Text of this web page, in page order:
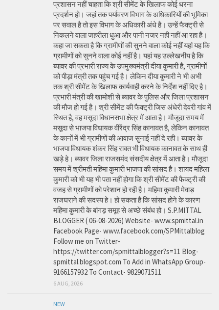
प्रशासन नहीं चाहता कि श्री सीमेंट के खिलाफ कोई धरना
प्रदर्शन हो। जहां तक पर्यावरण विभाग के अधिकारियों की भूमिका
पर सवाल है तो इस विभाग के अधिकारी अंधे है। उन्हें फैक्ट्री से
निकलने वाला जहरीला धुआ और पानी नजर नही नहीं आ रहा है।
कहा जा सकता है कि ग्रामीणों की सुनने वाला कोई नहीं यहां यह कि
ग्रामीणों को सुनने वाला कोई नहीं है। यहां यह उल्लेखनीय है कि
ब्यावर की प्रभारी राज्य के उपमुख्यमंत्री दीया कुमारी है, ग्रामीणों
को पीड़ा मंत्री तक पहुंच गई है। लेकिन दीया कुमारी ने भी अभी
तक श्री सीमेंट के खिलाफ कार्यवाही करने के निर्देश नहीं दिए है।
प्रभारी मंत्री की खामोशी से ब्यावर के पुलिस और जिला प्रशासन
की मौज हो गई है। श्री सीमेंट की फैक्ट्री जिस अंधेरी देवरी गांव में
स्थित है, वह मसूदा विधानसभा क्षेत्र में आता है। मौजूदा समय में
मसूदा से भाजपा विधायक वीरेंद्र सिंह कानावत है, लेकिन कानावत
के कानों में भी ग्रामीणों की आवाज सुनाई नहीं दे रही। ब्यावर के
भाजपा विधायक शंकर सिंह रावत भी विधायक कानावत के साथ ही
खड़े हे। ब्यावर जिला राजसमंद संसदीय क्षेत्र में आता है। मौजूदा
समय में श्रीमती महिमा कुमारी भाजपा की सांसद है। शायद महिला
कुमारी को भी यह भी पता नहीं होगा कि श्री सीमेंट की फैक्ट्री की
वजह से ग्रामीणों को परेशान हो रही है। महिमा कुमारी मेवाड़
राजघराने की सदस्य हे। हो सकता है कि सांसद होने के कारण
महिमा कुमारी के बांगड़ समूह से अच्छे संबंध हो। S.P.MITTAL
BLOGGER ( 06-08-2026) Website- www.spmittal.in
Facebook Page- www.facebook.com/SPMittalblog
Follow me on Twitter-
https://twitter.com/spmittalblogger?s=11 Blog-
spmittal.blogspot.com To Add in WhatsApp Group-
9166157932 To Contact- 9829071511
6 AUG, 2026
NEW